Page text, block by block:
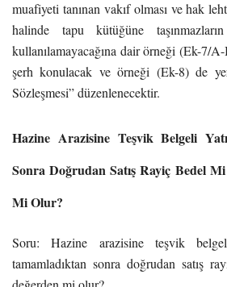
muafiyeti tanınan vakıf olması ve hak
halinde tapu kütüğüne
kullanılamayacağına dair örneği (Ek-7/
şerh konulacak ve örneği (Ek-8) de
Sözleşmesi” düzenlenecektir.
Hazine Arazisine Teşvik Belgeli
Sonra Doğrudan Satış Rayiç Bedel
Mi Olur?
Soru: Hazine arazisine teşvik belgeli
tamamladıktan sonra doğrudan satış